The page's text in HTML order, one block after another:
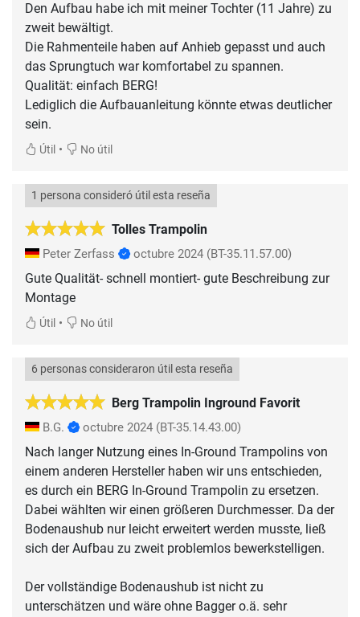
Den Aufbau habe ich mit meiner Tochter (11 Jahre) zu
zweit bewältigt.
Die Rahmenteile haben auf Anhieb gepasst und auch
das Sprungtuch war komfortabel zu spannen.
Qualität: einfach BERG!
Lediglich die Aufbauanleitung könnte etwas deutlicher
sein.
Útil • No útil
Tolles Trampolin
1 persona consideró útil esta reseña
Peter Zerfass octubre 2024 (BT-35.11.57.00)
Gute Qualität- schnell montiert- gute Beschreibung zur
Montage
Útil • No útil
Berg Trampolin Inground Favorit
6 personas consideraron útil esta reseña
B.G. octubre 2024 (BT-35.14.43.00)
Nach langer Nutzung eines In-Ground Trampolins von
einem anderen Hersteller haben wir uns entschieden,
es durch ein BERG In-Ground Trampolin zu ersetzen.
Dabei wählten wir einen größeren Durchmesser. Da der
Bodenaushub nur leicht erweitert werden musste, ließ
sich der Aufbau zu zweit problemlos bewerkstelligen.
Der vollständige Bodenaushub ist nicht zu
unterschätzen und wäre ohne Bagger o.ä. sehr